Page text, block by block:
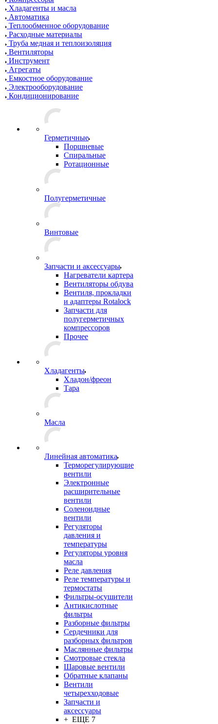
Хладагенты и масла
Автоматика
Теплообменное оборудование
Расходные материалы
Труба медная и теплоизоляция
Вентиляторы
Инструмент
Агрегаты
Емкостное оборудование
Электрооборудование
Кондиционирование
Герметичные
Поршневые
Спиральные
Ротационные
Полугерметичные
Винтовые
Запчасти и аксессуары
Нагреватели картера
Вентиляторы обдува
Вентиля, прокладки
и адаптеры Rotalock
Запчасти для
полугерметичных
компрессоров
Прочее
Хладагенты
Хладон/фреон
Тара
Масла
Линейная автоматика
Терморегулирующие
вентили
Электронные
расширительные
вентили
Соленоидные
вентили
Регуляторы
давления и
температуры
Регуляторы уровня
масла
Реле давления
Реле температуры и
термостаты
Фильтры-осушители
Антикислотные
фильтры
Разборные фильтры
Сердечники для
разборных фильтров
Маслянные фильтры
Смотровые стекла
Шаровые вентили
Обратные клапаны
Вентили
четырехходовые
Запчасти и
аксессуары
+ ЕЩЕ 7